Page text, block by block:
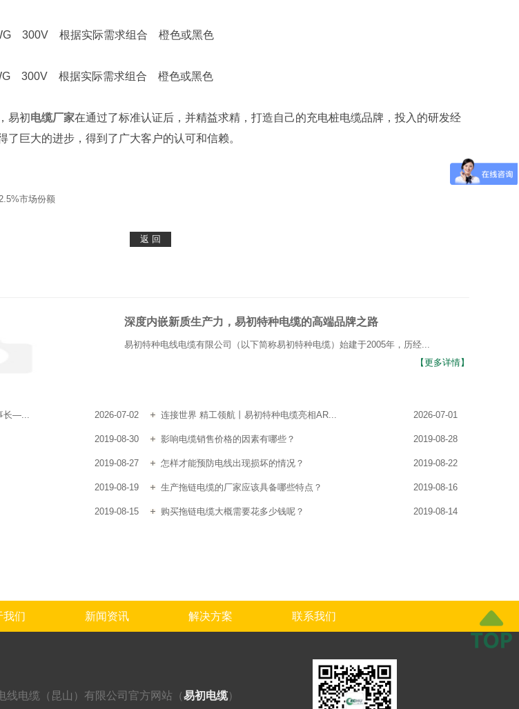
300V 根据实际需求组合 橙色或黑色
300V 根据实际需求组合 橙色或黑色
易初电缆厂家在通过了标准认证后，并精益求精，打造自己的充电桩电缆品牌，投入的研发经
了巨大的进步，得到了广大客户的认可和信赖。
市场份额
深度内嵌新质生产力，易初特种电缆的高端品牌之路
易初特种电线电缆有限公司（以下简称易初特种电缆）始建于2005年，历经...
【更多详情】
长—... 2026-07-02 连接世界 精工领航丨易初特种电缆亮相AR... 2026-07-01
2019-08-30 影响电缆销售价格的因素有哪些？ 2019-08-28
2019-08-27 怎样才能预防电线出现损坏的情况？ 2019-08-22
2019-08-19 生产拖链电缆的厂家应该具备哪些特点？ 2019-08-16
2019-08-15 购买拖链电缆大概需要花多少钱呢？ 2019-08-14
我们 新闻资讯 解决方案 联系我们
线电缆（昆山）有限公司官方网站（易初电缆）